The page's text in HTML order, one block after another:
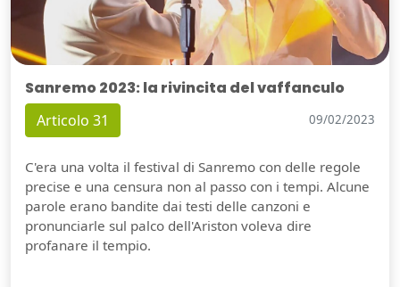
Sanremo 2023: la rivincita del vaffanculo
Articolo 31 09/02/2023
C'era una volta il festival di Sanremo con delle regole
precise e una censura non al passo con i tempi. Alcune
parole erano bandite dai testi delle canzoni e
pronunciarle sul palco dell'Ariston voleva dire
profanare il tempio.